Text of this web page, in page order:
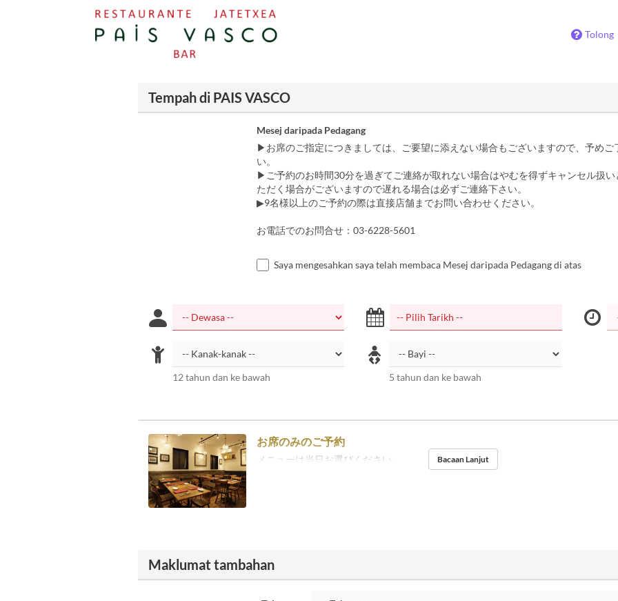
Tolong
Tempah di PAIS VASCO
Mesej daripada Pedagang
▶お席のご指定につきましては、ご要望に添えない場合もございますので、予めご
い。
▶ご予約のお時間30分を過ぎてご連絡が取れない場合はやむを得ずキャンセル扱い
ただく場合がございますので遅れる場合は必ずご連絡下さい。
▶9名様以上のご予約の際は直接店舗までお問い合わせください。
お電話でのお問合せ：03-6228-5601
Saya mengesahkan saya telah membaca Mesej daripada Pedagang di atas
12 tahun dan ke bawah 5 tahun dan ke bawah
お席のみのご予約
メニューは当日お選びください。 Bacaan Lanjut
Maklumat tambahan